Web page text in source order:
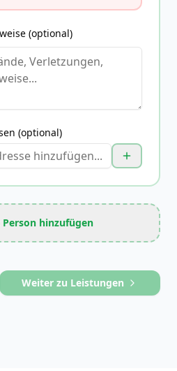
(optional)
(optional)
hinzufügen
Weiter zu Leistungen